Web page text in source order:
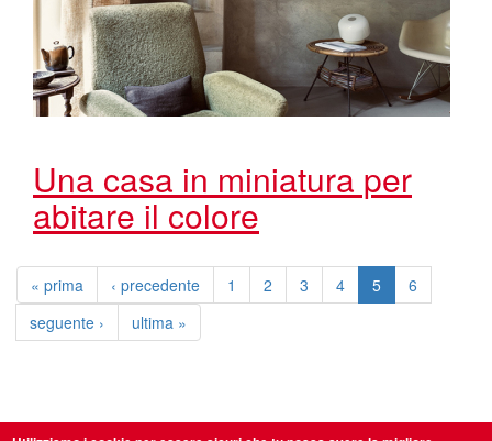
Una casa in miniatura per
abitare il colore
« prima ‹ precedente 1 2 3 4 5
6
seguente ›
ultima »